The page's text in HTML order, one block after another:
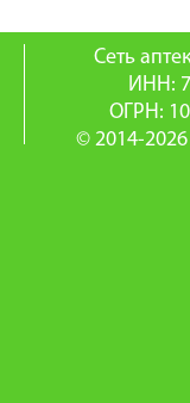
Сеть
ИНН:
ОГРН:
© 2014-